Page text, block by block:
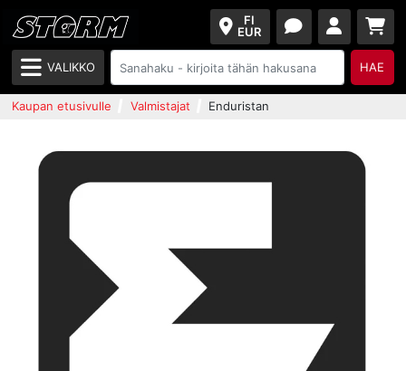
FI
EUR
VALIKKO HAE
Kaupan etusivulle Valmistajat Enduristan